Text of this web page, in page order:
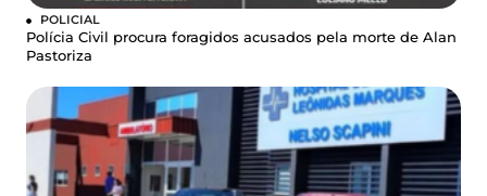
POLICIAL
Polícia Civil procura foragidos acusados pela morte de Alan
Pastoriza